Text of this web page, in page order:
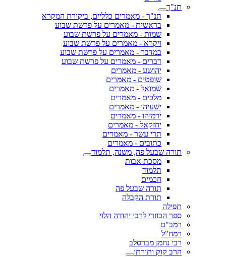
תנ"ך
תנ"ך - מאמרים כלליים, ביקורת המקרא
בראשית - מאמרים על פרשת שבוע
שמות - מאמרים על פרשת שבוע
ויקרא - מאמרים על פרשת שבוע
במדבר - מאמרים על פרשת שבוע
דברים - מאמרים על פרשת שבוע
יהושע - מאמרים
שופטים - מאמרים
שמואל - מאמרים
מלכים - מאמרים
ישעיהו - מאמרים
ירמיהו - מאמרים
יחזקאל - מאמרים
תרי עשר - מאמרים
כתובים - מאמרים
תורה שבעל פה, משנה, תלמוד
מסכת אבות
תלמוד
חכמים
תורה שבעל פה
תורת הקבלה
תפילה
ספר הכוזרי לרבי יהודה הלוי
רמב"ם
רמח"ל
רבי נחמן מברסלב
הרב קוק ותורתו